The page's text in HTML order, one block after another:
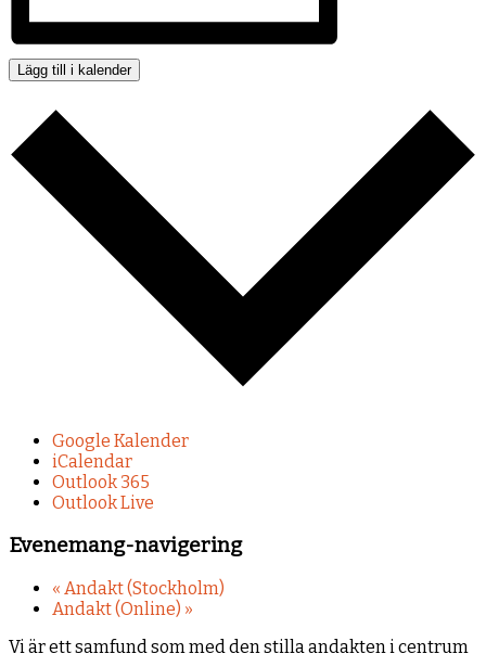
Lägg till i kalender
Google Kalender
iCalendar
Outlook 365
Outlook Live
Evenemang-navigering
« Andakt (Stockholm)
Andakt (Online) »
Vi är ett samfund som med den stilla andakten i centrum